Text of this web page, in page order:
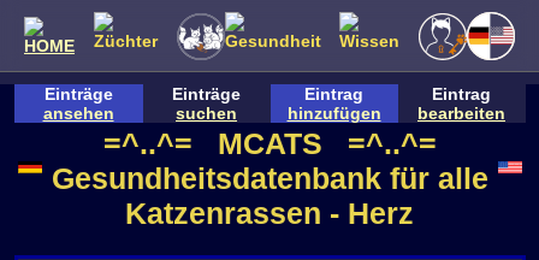
Einträge
ansehen
Einträge
suchen
Eintrag
hinzufügen
Eintrag
bearbeiten
=^..^= MCATS =^..^=
Gesundheitsdatenbank für alle
Katzenrassen - Herz